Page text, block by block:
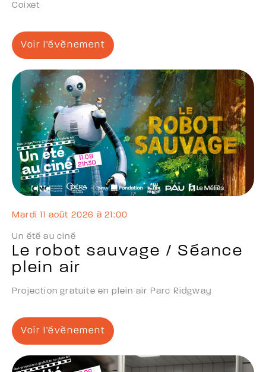
Coixet
Voir l'évènement
mardi 11 août 2026 à 21:00
Un été au ciné
Le robot sauvage / Séance
plein air
Projection gratuite en plein air Parc Ridgway
Voir l'évènement